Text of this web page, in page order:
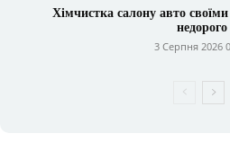
Хімчистка салону авто
недорого
3 Серпня 2026